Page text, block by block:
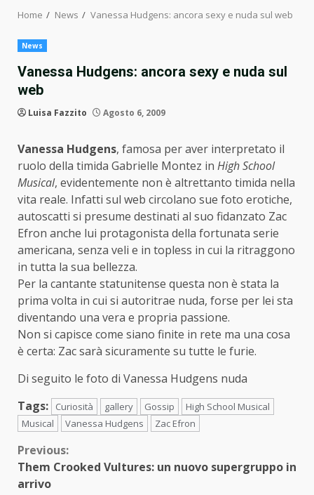
Home News Vanessa Hudgens: ancora sexy e nuda sul web
News
Vanessa Hudgens: ancora sexy e nuda sul
web
Luisa Fazzito Agosto 6, 2009
Vanessa Hudgens, famosa per aver interpretato il
ruolo della timida Gabrielle Montez in High School
Musical, evidentemente non è altrettanto timida nella
vita reale. Infatti sul web circolano sue foto erotiche,
autoscatti si presume destinati al suo fidanzato Zac
Efron anche lui protagonista della fortunata serie
americana, senza veli e in topless in cui la ritraggono
in tutta la sua bellezza.
Per la cantante statunitense questa non è stata la
prima volta in cui si autoritrae nuda, forse per lei sta
diventando una vera e propria passione.
Non si capisce come siano finite in rete ma una cosa
è certa: Zac sarà sicuramente su tutte le furie.
Di seguito le foto di Vanessa Hudgens nuda
Tags:
Curiosità gallery Gossip
High School Musical
Musical
Vanessa Hudgens Zac Efron
Continue
Reading
Previous:
Them Crooked Vultures: un nuovo supergruppo in
arrivo